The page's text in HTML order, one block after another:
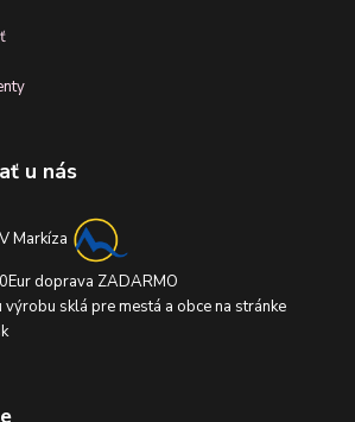
u nás
Markíza
doprava ZADARMO
výrobu sklá pre mestá a obce na stránke